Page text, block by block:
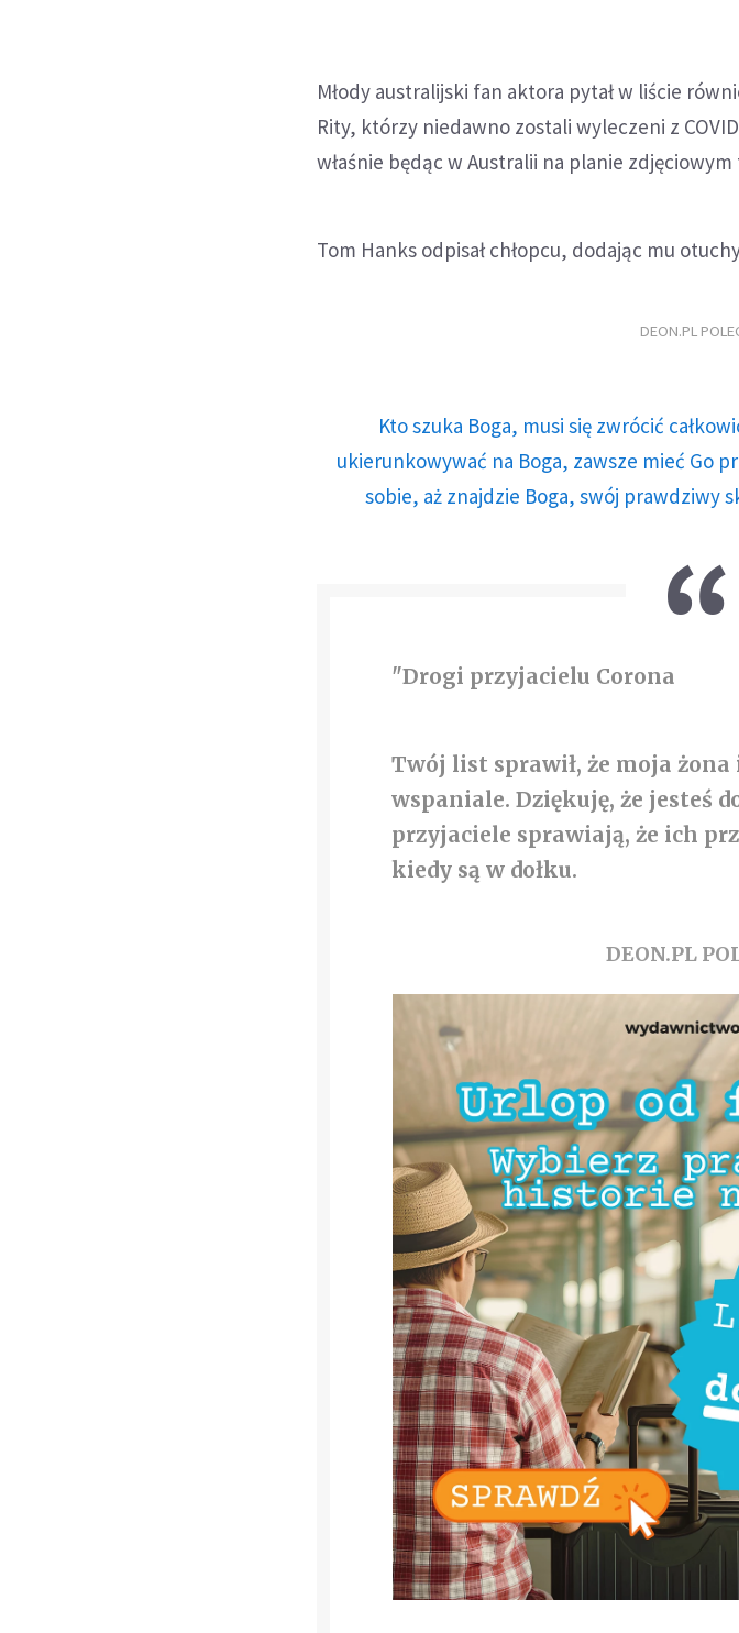
Młody australijski fan aktora pytał w liście
Rity, którzy niedawno zostali wyleczeni z
właśnie będąc w Australii na planie
Tom Hanks odpisał chłopcu, dodając mu
DEON.PL
Kto szuka Boga, musi się zwrócić
ukierunkowywać na Boga, zawsze mieć Go
sobie, aż znajdzie Boga, swój prawdziwy
"Drogi przyjacielu Corona
Twój list sprawił, że moja żona
wspaniale. Dziękuję, że jesteś
przyjaciele sprawiają, że ich
kiedy są w dołku.
DEON.PL